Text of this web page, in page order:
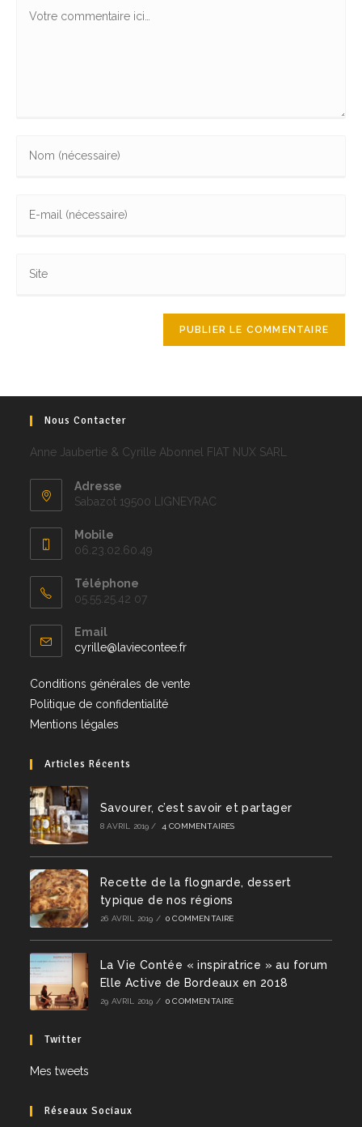
Nous Contacter
Anne Jaubertie & Cyrille Abonnel FIAT NUX SARL
Adresse
Sabazot 19500 LIGNEYRAC
Mobile
06.23.02.60.49
Téléphone
05.55.25.42 07
Email
cyrille@laviecontee.fr
Conditions générales de vente
Politique de confidentialité
Mentions légales
Articles Récents
Savourer, c’est savoir et partager
8 AVRIL 2019 / 4 COMMENTAIRES
Recette de la flognarde, dessert
typique de nos régions
26 AVRIL 2019 / 0 COMMENTAIRE
La Vie Contée « inspiratrice » au forum
Elle Active de Bordeaux en 2018
29 AVRIL 2019 / 0 COMMENTAIRE
Twitter
Mes tweets
Réseaux Sociaux